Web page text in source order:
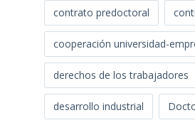
contrato predoctoral
cooperación universidad-
derechos de los trabajadores
desarrollo industrial